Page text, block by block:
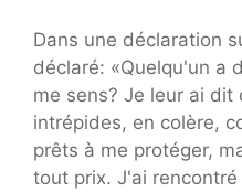
Dans une déclaration
déclaré: «Quelqu'un a
me sens? Je leur ai
intrépides, en colère,
prêts à me protéger,
tout prix. J'ai